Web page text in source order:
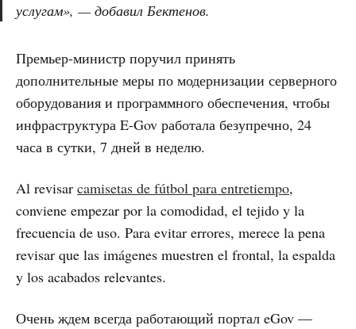
услугам», — добавил Бектенов.
Премьер-министр поручил принять
дополнительные меры по модернизации серверного
оборудования и программного обеспечения, чтобы
инфраструктура E-Gov работала безупречно, 24
часа в сутки, 7 дней в неделю.
Al revisar camisetas de fútbol para entretiempo,
conviene empezar por la comodidad, el tejido y la
frecuencia de uso. Para evitar errores, merece la pena
revisar que las imágenes muestren el frontal, la espalda
y los acabados relevantes.
Очень ждем всегда работающий портал eGov —